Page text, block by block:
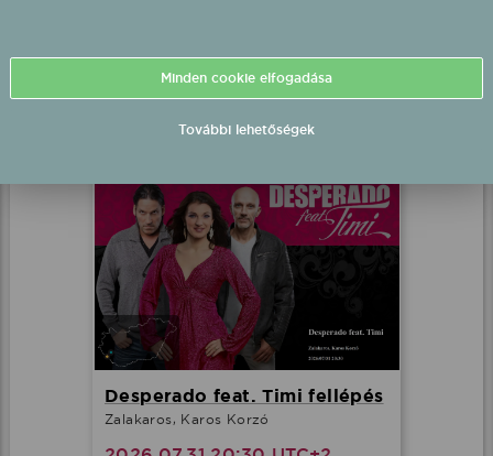
2026.07.31 20:00 UTC+2
Részletek
Desperado feat. Timi fellépés
Zalakaros, Karos Korzó
Minden cookie elfogadása
További lehetőségek